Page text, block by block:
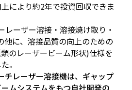
により約2年で投資回収できま
レーザー溶接・溶接焼け取り・
他に、溶接品質の向上のための
のレーザービーム形状)仕様を
。
チレーザー溶接機は、ギャップ